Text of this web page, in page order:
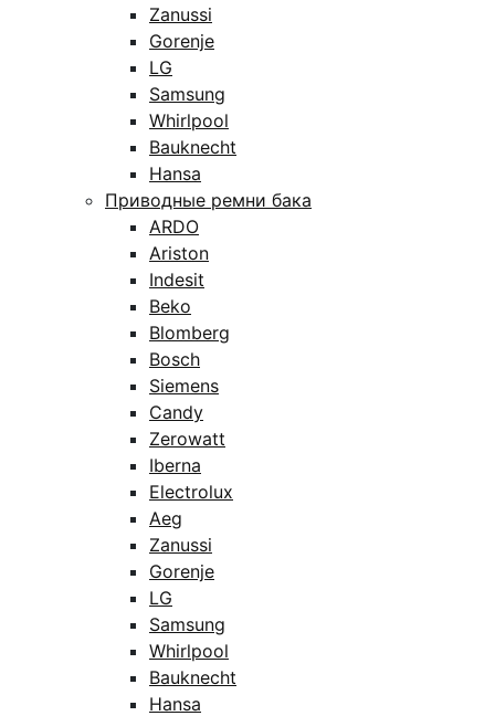
Zanussi
Gorenje
LG
Samsung
Whirlpool
Bauknecht
Hansa
Приводные ремни бака
ARDO
Ariston
Indesit
Beko
Blomberg
Bosch
Siemens
Candy
Zerowatt
Iberna
Electrolux
Aeg
Zanussi
Gorenje
LG
Samsung
Whirlpool
Bauknecht
Hansa